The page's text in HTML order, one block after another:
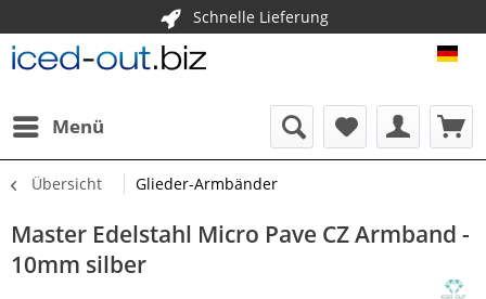
Schnelle Lieferung
Menü
Übersicht Glieder-Armbänder
Master Edelstahl Micro Pave CZ Armband -
10mm silber